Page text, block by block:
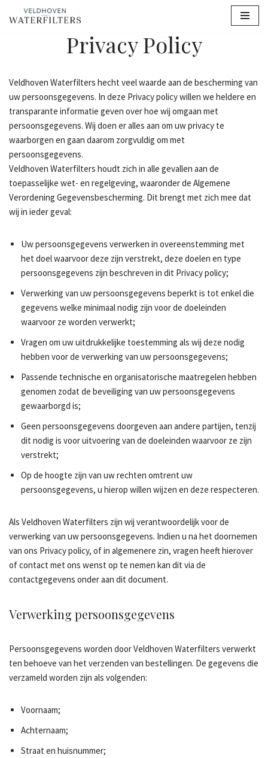
Privacy Policy
Veldhoven Waterfilters hecht veel waarde aan de bescherming van
uw persoonsgegevens. In deze Privacy policy willen we heldere en
transparante informatie geven over hoe wij omgaan met
persoonsgegevens. Wij doen er alles aan om uw privacy te
waarborgen en gaan daarom zorgvuldig om met
persoonsgegevens.
Veldhoven Waterfilters houdt zich in alle gevallen aan de
toepasselijke wet- en regelgeving, waaronder de Algemene
Verordening Gegevensbescherming. Dit brengt met zich mee dat
wij in ieder geval:
Uw persoonsgegevens verwerken in overeenstemming met
het doel waarvoor deze zijn verstrekt, deze doelen en type
persoonsgegevens zijn beschreven in dit Privacy policy;
Verwerking van uw persoonsgegevens beperkt is tot enkel die
gegevens welke minimaal nodig zijn voor de doeleinden
waarvoor ze worden verwerkt;
Vragen om uw uitdrukkelijke toestemming als wij deze nodig
hebben voor de verwerking van uw persoonsgegevens;
Passende technische en organisatorische maatregelen hebben
genomen zodat de beveiliging van uw persoonsgegevens
gewaarborgd is;
Geen persoonsgegevens doorgeven aan andere partijen, tenzij
dit nodig is voor uitvoering van de doeleinden waarvoor ze zijn
verstrekt;
Op de hoogte zijn van uw rechten omtrent uw
persoonsgegevens, u hierop willen wijzen en deze respecteren.
Als Veldhoven Waterfilters zijn wij verantwoordelijk voor de
verwerking van uw persoonsgegevens. Indien u na het doornemen
van ons Privacy policy, of in algemenere zin, vragen heeft hierover
of contact met ons wenst op te nemen kan dit via de
contactgegevens onder aan dit document.
Verwerking persoonsgegevens
Persoonsgegevens worden door Veldhoven Waterfilters verwerkt
ten behoeve van het verzenden van bestellingen. De gegevens die
verzameld worden zijn als volgenden:
Voornaam;
Achternaam;
Straat en huisnummer;